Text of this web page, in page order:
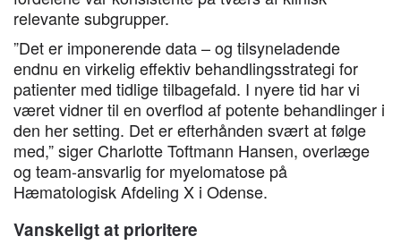
relevante subgrupper.
”Det er imponerende data – og tilsyneladende
endnu en virkelig effektiv behandlingsstrategi for
patienter med tidlige tilbagefald. I nyere tid har vi
været vidner til en overflod af potente behandlinger i
den her setting. Det er efterhånden svært at følge
med,” siger Charlotte Toftmann Hansen, overlæge
og team-ansvarlig for myelomatose på
Hæmatologisk Afdeling X i Odense.
Vanskeligt at prioritere